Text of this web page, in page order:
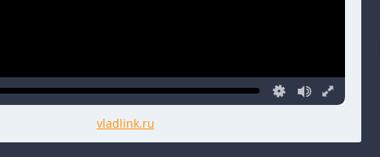
vladlink.ru